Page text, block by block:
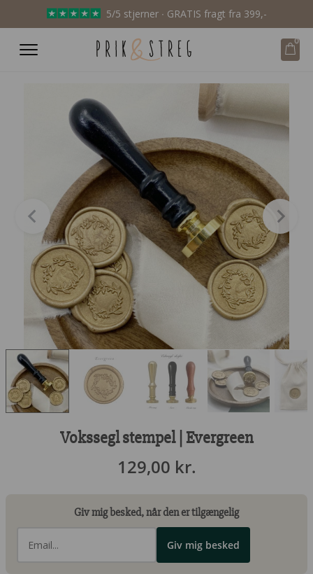
5/5 stjerner ∙ GRATIS fragt fra 399,-
0
Vokssegl stempel | Evergreen
129,00 kr.
Giv mig besked, når den er tilgængelig
Giv mig besked